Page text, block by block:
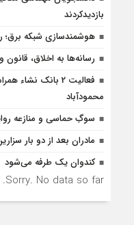
بازديدكردند
هوشمندسازی شبکه برق؛
رسانه‌ها به اخلاق، قانون
محمودآباد
سوگِ حماسی و منازعه
مادران بعد از دو بار
کندوان یک طرفه می‌شود
Sorry. No data so far.